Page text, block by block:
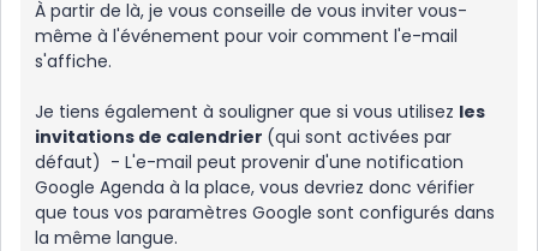
À partir de là, je vous conseille de vous inviter vous-
même à l'événement pour voir comment l'e-mail
s'affiche.
Je tiens également à souligner que si vous utilisez les
invitations de calendrier (qui sont activées par
défaut) - L'e-mail peut provenir d'une notification
Google Agenda à la place, vous devriez donc vérifier
que tous vos paramètres Google sont configurés dans
la même langue.